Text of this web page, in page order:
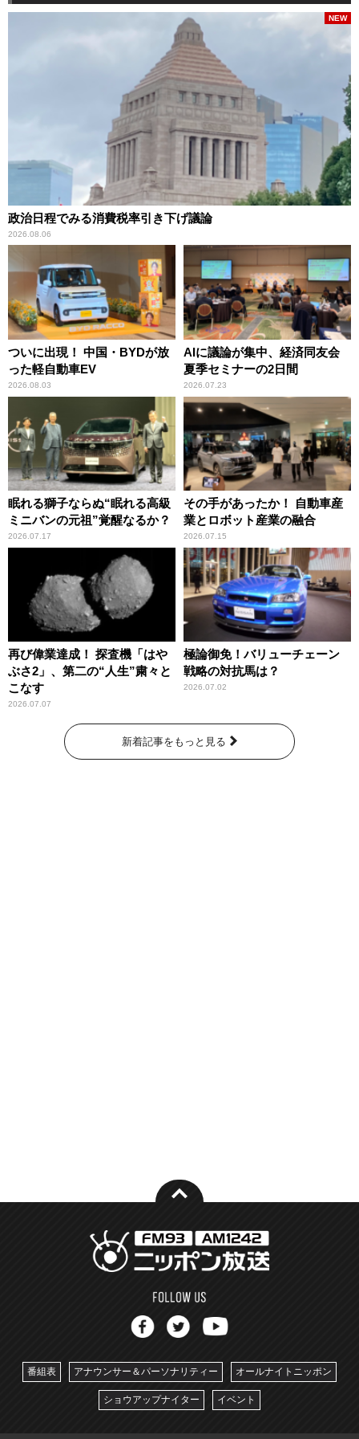
政治日程でみる消費税率引き下げ議論
2026.08.06
NEW
ついに出現！ 中国・BYDが放
った軽自動車EV
2026.08.03
AIに議論が集中、経済同友会
夏季セミナーの2日間
2026.07.23
眠れる獅子ならぬ“眠れる高級
ミニバンの元祖”覚醒なるか？
2026.07.17
その手があったか！ 自動車産
業とロボット産業の融合
2026.07.15
再び偉業達成！ 探査機「はや
ぶさ2」、第二の“人生”粛々と
こなす
2026.07.07
極論御免！バリューチェーン
戦略の対抗馬は？
2026.07.02
新着記事をもっと見る
番組表 アナウンサー＆パーソナリティー オールナイトニッポン
ショウアップナイター イベント